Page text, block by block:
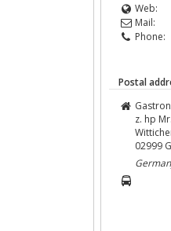
Web:
Mail:
Phone:
Postal
z. hp
02999